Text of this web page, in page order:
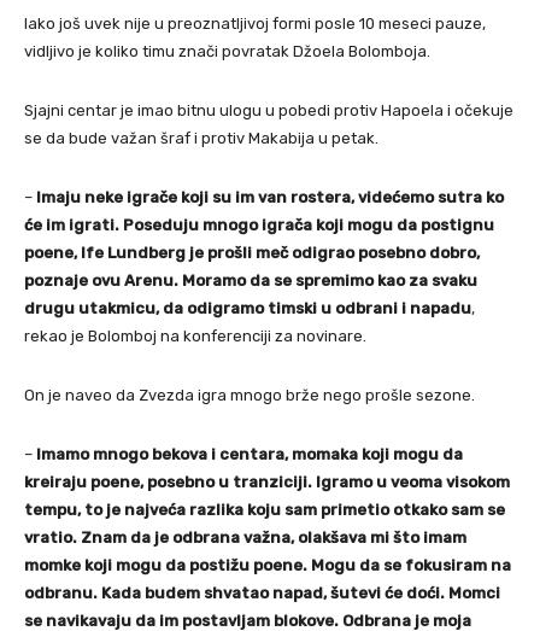
Iako još uvek nije u preoznatljivoj formi posle 10 meseci pauze,
vidljivo je koliko timu znači povratak Džoela Bolomboja.
Sjajni centar je imao bitnu ulogu u pobedi protiv Hapoela i očekuje
se da bude važan šraf i protiv Makabija u petak.
– Imaju neke igrače koji su im van rostera, videćemo sutra ko
će im igrati. Poseduju mnogo igrača koji mogu da postignu
poene, Ife Lundberg je prošli meč odigrao posebno dobro,
poznaje ovu Arenu. Moramo da se spremimo kao za svaku
drugu utakmicu, da odigramo timski u odbrani i napadu,
rekao je Bolomboj na konferenciji za novinare.
On je naveo da Zvezda igra mnogo brže nego prošle sezone.
– Imamo mnogo bekova i centara, momaka koji mogu da
kreiraju poene, posebno u tranziciji. Igramo u veoma visokom
tempu, to je najveća razlika koju sam primetio otkako sam se
vratio. Znam da je odbrana važna, olakšava mi što imam
momke koji mogu da postižu poene. Mogu da se fokusiram na
odbranu. Kada budem shvatao napad, šutevi će doći. Momci
se navikavaju da im postavljam blokove. Odbrana je moja